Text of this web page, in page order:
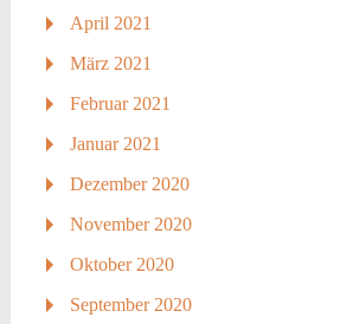
April 2021
März 2021
Februar 2021
Januar 2021
Dezember 2020
November 2020
Oktober 2020
September 2020